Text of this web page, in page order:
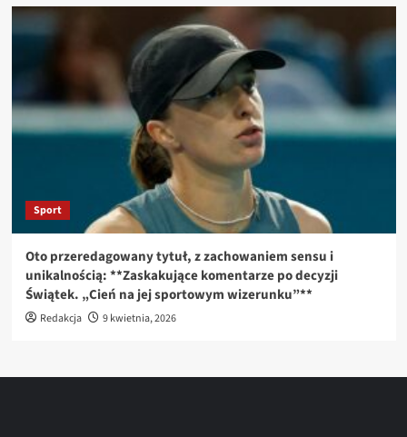
Sport
Oto przeredagowany tytuł, z zachowaniem sensu i
unikalnością: **Zaskakujące komentarze po decyzji
Świątek. „Cień na jej sportowym wizerunku”**
Redakcja 9 kwietnia, 2026